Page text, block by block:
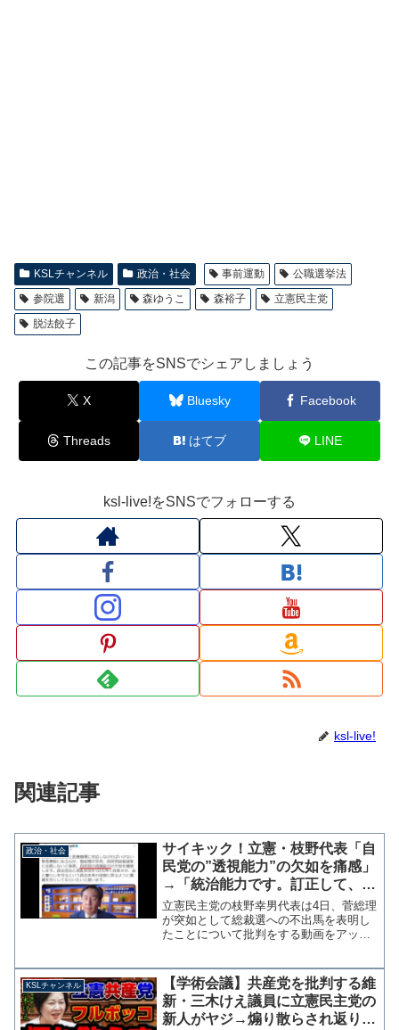
KSLチャンネル 政治・社会 事前運動
公職選挙法
参院選
新潟 森ゆうこ 森裕子
立憲民主党
脱法餃子
この記事をSNSでシェアしましょう
X Bluesky Facebook
Threads はてブ LINE
ksl-live!をSNSでフォローする
ksl-live!
関連記事
政治・社会
サイキック！立憲・枝野代表「自
民党の”透視能力”の欠如を痛感」
→「統治能力です。訂正して、お
詫びいたします」
立憲民主党の枝野幸男代表は4日、菅総理
が突如として総裁選への不出馬を表明し
たことについて批判をする動画をアップ
力の欠如を痛感します。」と投稿してい
たが、約3時間後に「※...
KSLチャンネル
【学術会議】共産党を批判する維
新・三木けえ議員に立憲民主党の
新人がヤジ→煽り散らされ返り討